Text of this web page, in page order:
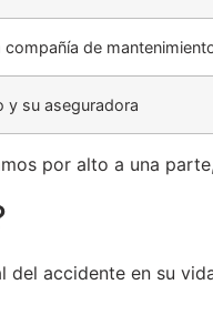
de
y su aseguradora
por alto a una
accidente en su